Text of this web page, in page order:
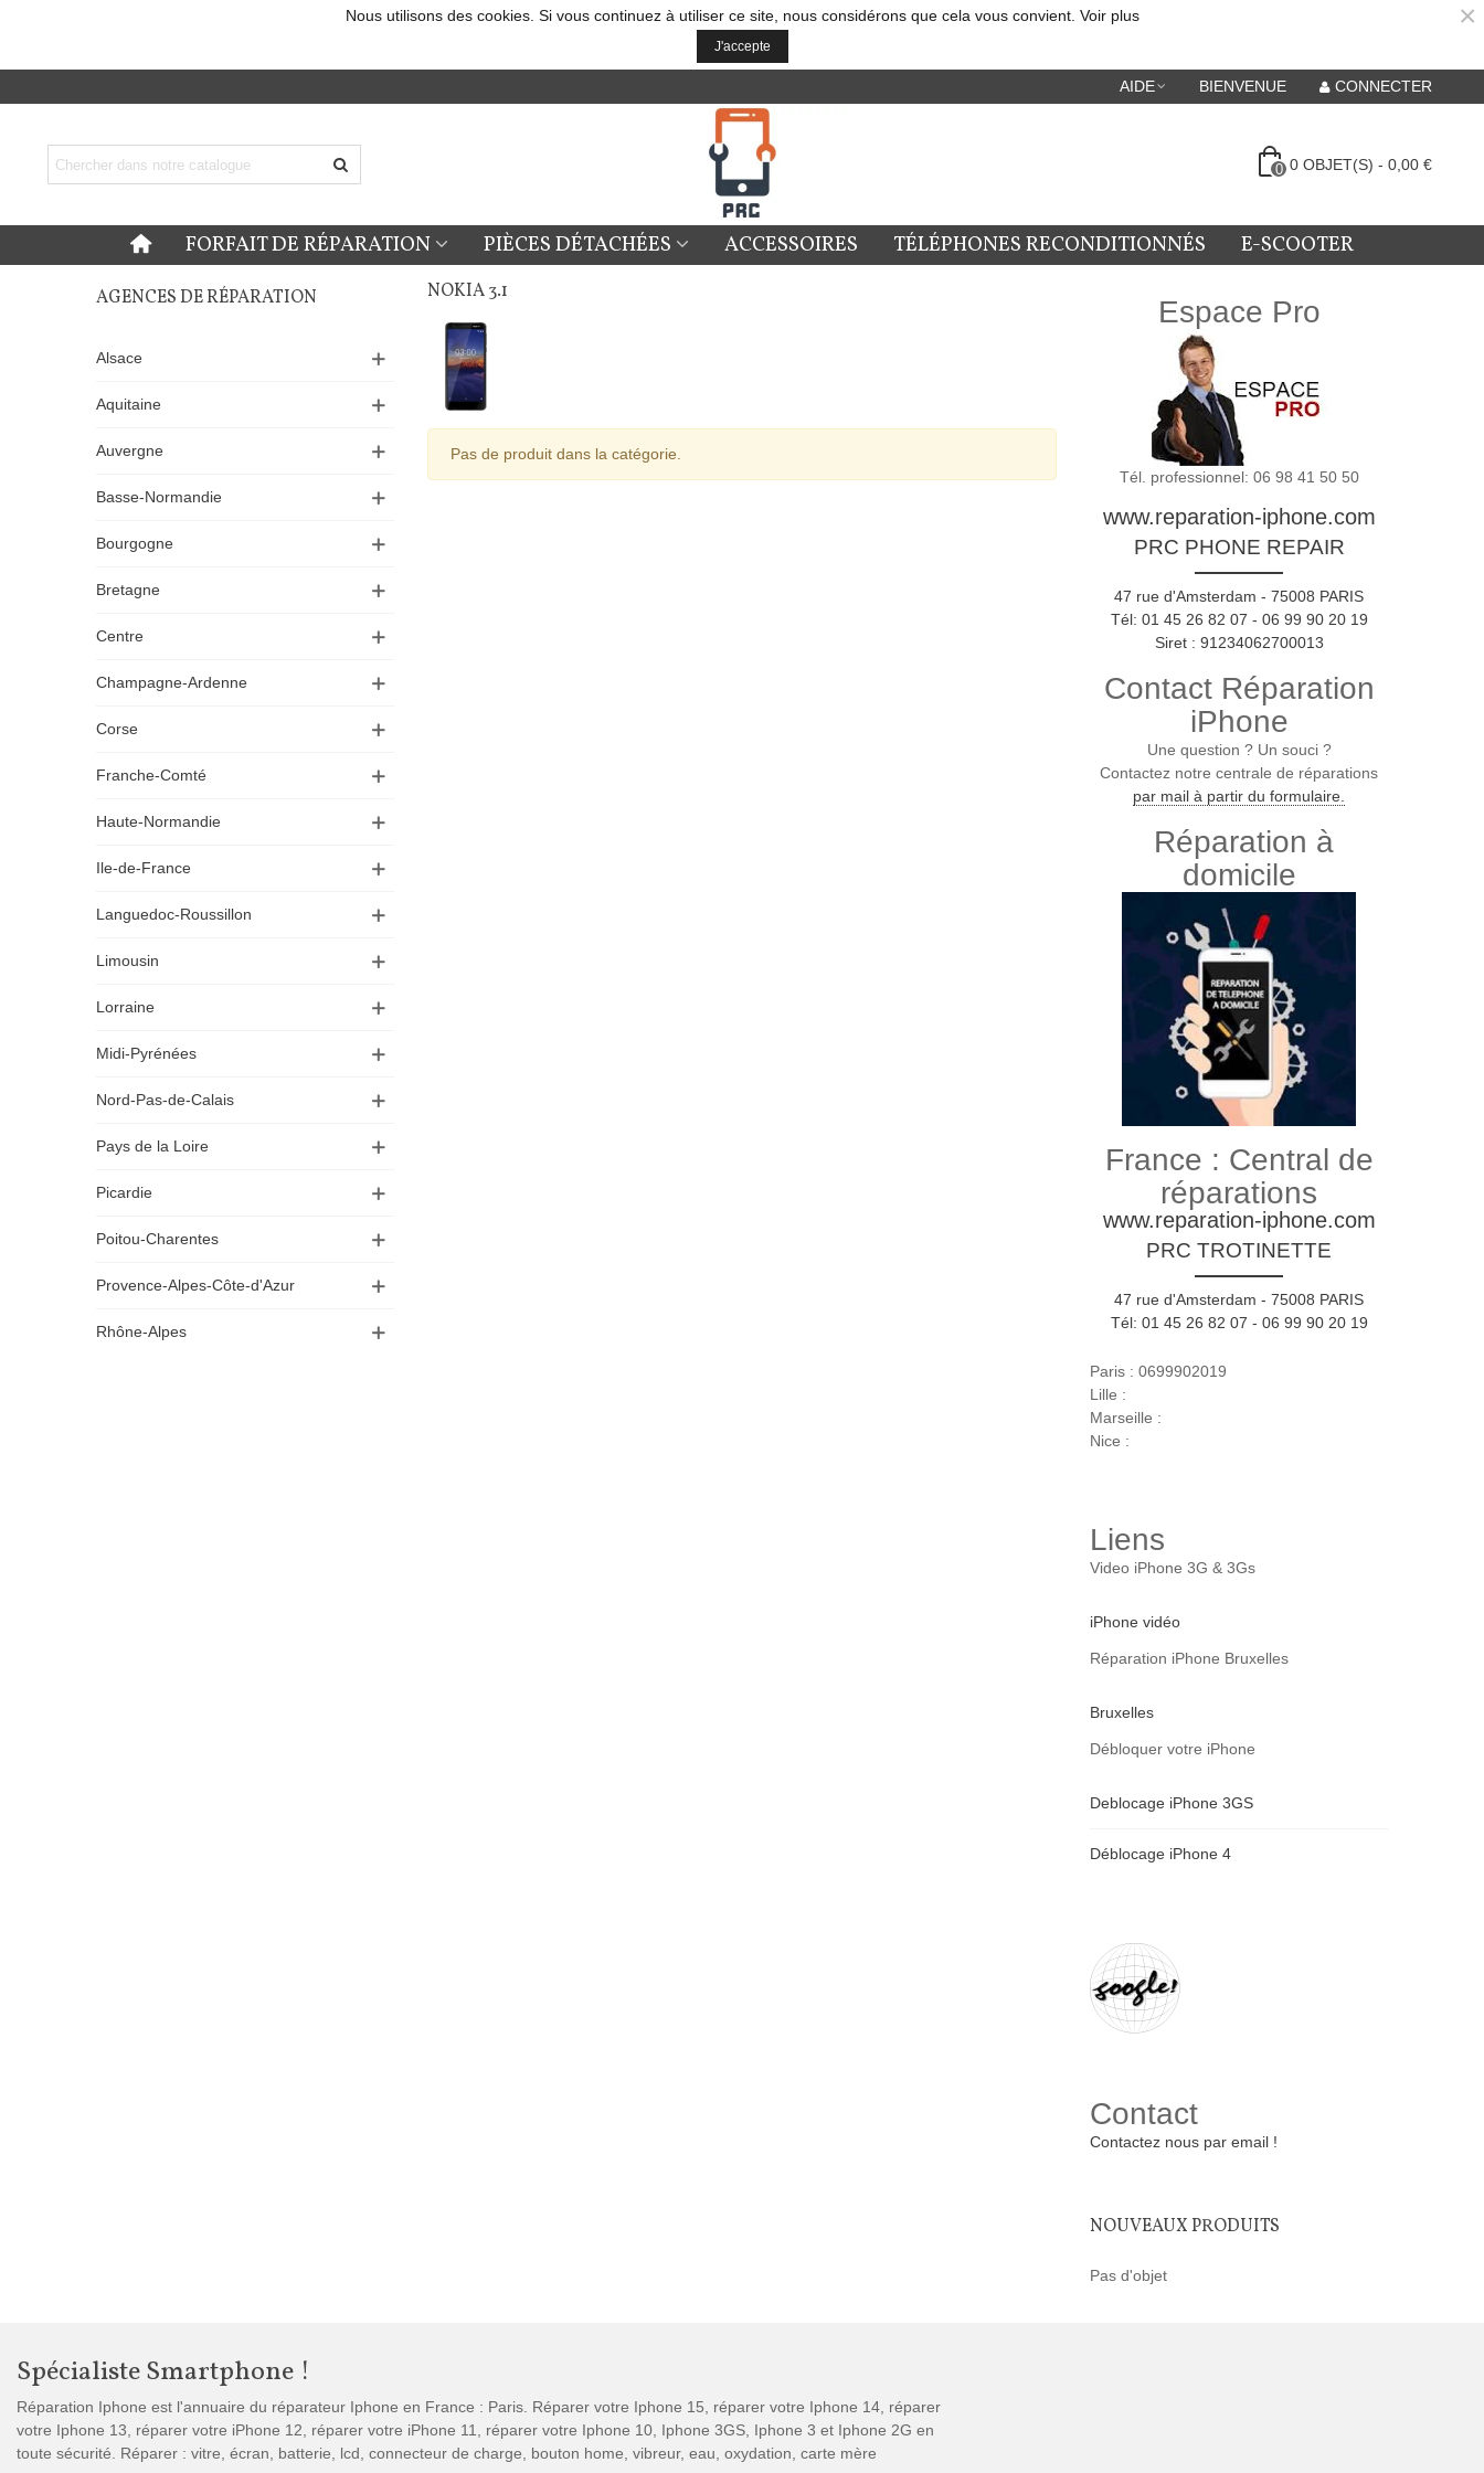
Nous utilisons des cookies. Si vous continuez à utiliser ce site, nous considérons que cela vous convient. Voir plus
J'accepte
×
AIDE BIENVENUE CONNECTER
0 0 OBJET(S) - 0,00 €
FORFAIT DE RÉPARATION PIÈCES DÉTACHÉES ACCESSOIRES TÉLÉPHONES RECONDITIONNÉS E-SCOOTER
AGENCES DE RÉPARATION
Alsace
Aquitaine
Auvergne
Basse-Normandie
Bourgogne
Bretagne
Centre
Champagne-Ardenne
Corse
Franche-Comté
Haute-Normandie
Ile-de-France
Languedoc-Roussillon
Limousin
Lorraine
Midi-Pyrénées
Nord-Pas-de-Calais
Pays de la Loire
Picardie
Poitou-Charentes
Provence-Alpes-Côte-d'Azur
Rhône-Alpes
Espace Pro
Tél. professionnel: 06 98 41 50 50
www.reparation-iphone.com
PRC PHONE REPAIR
47 rue d'Amsterdam - 75008 PARIS
Tél: 01 45 26 82 07 - 06 99 90 20 19
Siret : 91234062700013
Contact Réparation
iPhone
Une question ? Un souci ?
Contactez notre centrale de réparations
par mail à partir du formulaire.
Réparation à
domicile
France : Central de
réparations
www.reparation-iphone.com
PRC TROTINETTE
47 rue d'Amsterdam - 75008 PARIS
Tél: 01 45 26 82 07 - 06 99 90 20 19
Paris : 0699902019
Lille :
Marseille :
Nice :
Liens
Video iPhone 3G & 3Gs
iPhone vidéo
Réparation iPhone Bruxelles
Bruxelles
Débloquer votre iPhone
Deblocage iPhone 3GS
Déblocage iPhone 4
Contact
Contactez nous par email !
NOUVEAUX PRODUITS
Pas d'objet
NOKIA 3.1
Pas de produit dans la catégorie.
Spécialiste Smartphone !
Réparation Iphone est l'annuaire du réparateur Iphone en France : Paris. Réparer votre Iphone 15, réparer votre Iphone 14, réparer
votre Iphone 13, réparer votre iPhone 12, réparer votre iPhone 11, réparer votre Iphone 10, Iphone 3GS, Iphone 3 et Iphone 2G en
toute sécurité. Réparer : vitre, écran, batterie, lcd, connecteur de charge, bouton home, vibreur, eau, oxydation, carte mère